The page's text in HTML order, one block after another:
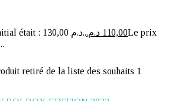
Le prix initial était : 130,00 د.م.. 110,00 د.م.
Le prix
actuel est : 110,00 د.م..
retiré de la liste des souhaits 1